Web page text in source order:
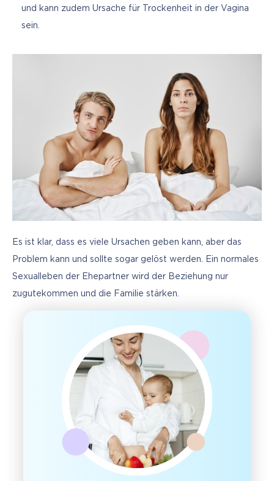
und kann zudem Ursache für Trockenheit in der Vagina
sein.
Es ist klar, dass es viele Ursachen geben kann, aber das
Problem kann und sollte sogar gelöst werden. Ein normales
Sexualleben der Ehepartner wird der Beziehung nur
zugutekommen und die Familie stärken.